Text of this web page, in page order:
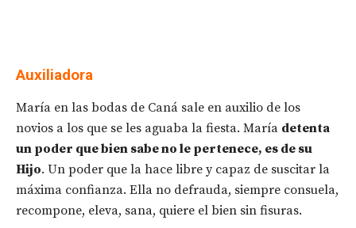
Auxiliadora
María en las bodas de Caná sale en auxilio de los
novios a los que se les aguaba la fiesta. María detenta
un poder que bien sabe no le pertenece, es de su
Hijo. Un poder que la hace libre y capaz de suscitar la
máxima confianza. Ella no defrauda, siempre consuela,
recompone, eleva, sana, quiere el bien sin fisuras.